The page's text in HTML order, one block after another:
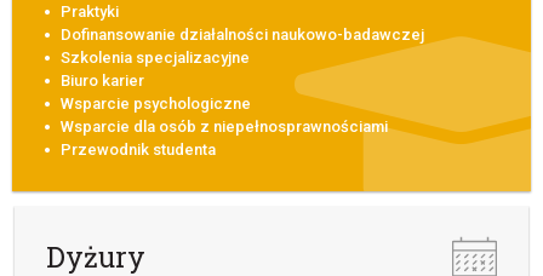
Praktyki
Dofinansowanie działalności naukowo-badawczej
Szkolenia specjalizacyjne
Biuro karier
Wsparcie psychologiczne
Wsparcie dla osób z niepełnosprawnościami
Przewodnik studenta
Dyżury